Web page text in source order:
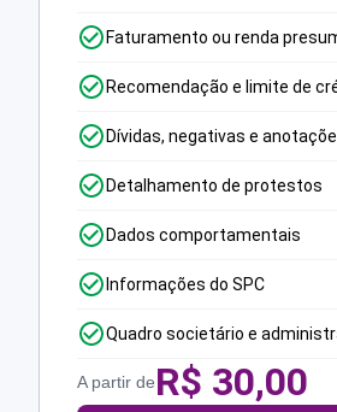
Faturamento ou renda
Recomendação e limite de
Dívidas, negativas e
Detalhamento de protestos
Dados comportamentais
Informações do SPC
Quadro societário e
A partir deR$ 30,00